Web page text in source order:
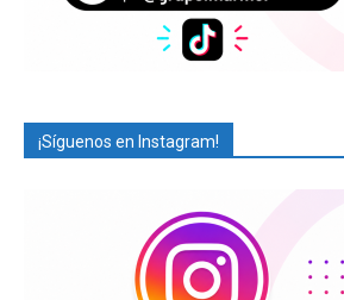
¡Síguenos en Instagram!